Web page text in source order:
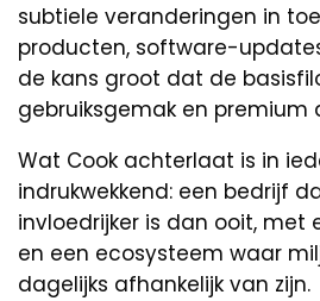
subtiele veranderingen in
producten, software-
de kans groot dat de
gebruiksgemak en
Wat Cook achterlaat is in
indrukwekkend: een bedrijf
invloedrijker is dan ooit, met
en een ecosysteem waar
dagelijks afhankelijk van zijn.